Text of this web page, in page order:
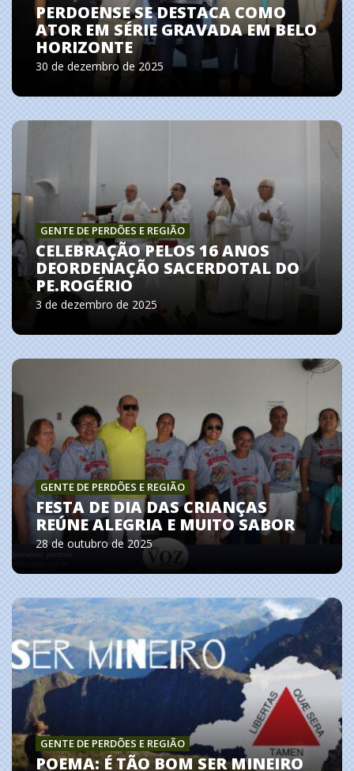
PERDOENSE SE DESTACA COMO
ATOR EM SÉRIE GRAVADA EM BELO
HORIZONTE
30 de dezembro de 2025
GENTE DE PERDÕES E REGIÃO
CELEBRAÇÃO PELOS 16 ANOS
DEORDENAÇÃO SACERDOTAL DO
PE.ROGÉRIO
3 de dezembro de 2025
GENTE DE PERDÕES E REGIÃO
FESTA DE DIA DAS CRIANÇAS
REÚNE ALEGRIA E MUITO SABOR
28 de outubro de 2025
GENTE DE PERDÕES E REGIÃO
POEMA: É TÃO BOM SER MINEIRO